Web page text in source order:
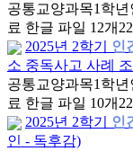
공통교양과목1학년
료 한글 파일 12개
2025년 2학기
인
소 중독사고 사례
공통교양과목1학년
료 한글 파일 10개
2025년 2학기
인
인 - 독후감)